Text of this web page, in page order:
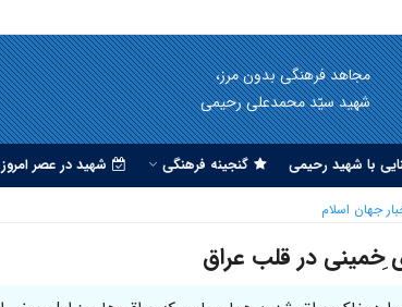
مجاهد فرهنگی بدون مرز،
شهید سیّد محمدعلی رحیمی
با شهید رحیمی گنجینه فرهنگی شهید در عصر امروز
جهان اسلام
ِخمینی در قلب عراق